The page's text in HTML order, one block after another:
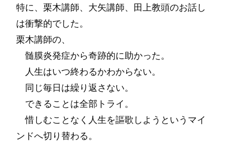
特に、栗木講師、大矢講師、田上教頭のお話し
は衝撃的でした。
栗木講師の、
髄膜炎発症から奇跡的に助かった。
人生はいつ終わるかわからない。
同じ毎日は繰り返さない。
できることは全部トライ。
惜しむことなく人生を謳歌しようというマイ
ンドへ切り替わる。